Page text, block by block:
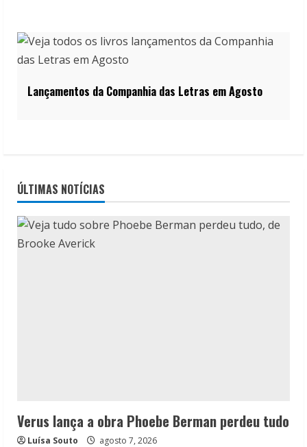
Lançamentos da Companhia das Letras em Agosto
ÚLTIMAS NOTÍCIAS
Verus lança a obra Phoebe Berman perdeu tudo
Luísa Souto agosto 7, 2026